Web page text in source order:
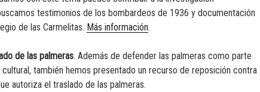
testimonios de los bombardeos de 1936 y documentación
de las Carmelitas. Más información.
de las palmeras. Además de defender las palmeras como parte
también hemos presentado un recurso de reposición contra
autoriza el traslado de las palmeras.